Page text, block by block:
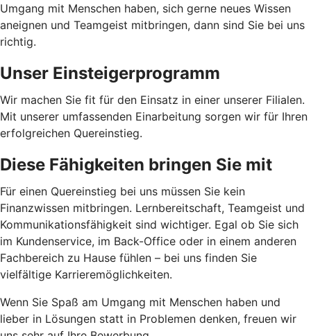
Umgang mit Menschen haben, sich gerne neues Wissen
aneignen und Teamgeist mitbringen, dann sind Sie bei uns
richtig.
Unser Einsteigerprogramm
Wir machen Sie fit für den Einsatz in einer unserer Filialen.
Mit unserer umfassenden Einarbeitung sorgen wir für Ihren
erfolgreichen Quereinstieg.
Diese Fähigkeiten bringen Sie mit
Für einen Quereinstieg bei uns müssen Sie kein
Finanzwissen mitbringen. Lernbereitschaft, Teamgeist und
Kommunikationsfähigkeit sind wichtiger. Egal ob Sie sich
im Kundenservice, im Back-Office oder in einem anderen
Fachbereich zu Hause fühlen – bei uns finden Sie
vielfältige Karrieremöglichkeiten.
Wenn Sie Spaß am Umgang mit Menschen haben und
lieber in Lösungen statt in Problemen denken, freuen wir